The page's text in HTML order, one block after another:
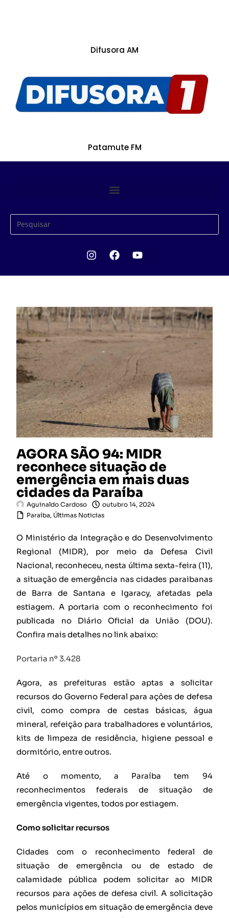
Difusora AM
Patamute FM
AGORA SÃO 94: MIDR
reconhece situação de
emergência em mais duas
cidades da Paraíba
Aguinaldo Cardoso
outubro 14, 2024
Paraíba, Últimas Noticias
O Ministério da Integração e do Desenvolvimento
Regional (MIDR), por meio da Defesa Civil
Nacional, reconheceu, nesta última sexta-feira (11),
a situação de emergência nas cidades paraibanas
de Barra de Santana e Igaracy, afetadas pela
estiagem. A portaria com o reconhecimento foi
publicada no Diário Oficial da União (DOU).
Confira mais detalhes no link abaixo:
Portaria nº 3.428
Agora, as prefeituras estão aptas a solicitar
recursos do Governo Federal para ações de defesa
civil, como compra de cestas básicas, água
mineral, refeição para trabalhadores e voluntários,
kits de limpeza de residência, higiene pessoal e
dormitório, entre outros.
Até o momento, a Paraíba tem 94
reconhecimentos federais de situação de
emergência vigentes, todos por estiagem.
Como solicitar recursos
Cidades com o reconhecimento federal de
situação de emergência ou de estado de
calamidade pública podem solicitar ao MIDR
recursos para ações de defesa civil. A solicitação
pelos municípios em situação de emergência deve